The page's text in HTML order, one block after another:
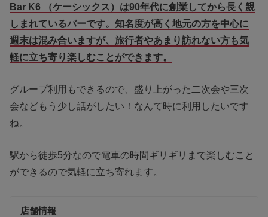
Bar K6 （ケーシックス）は90年代に創業してから長く親
しまれているバーです。知名度が高く地元の方を中心に
週末は混み合いますが、旅行者やあまり訪れない方も気
軽に立ち寄り楽しむことができます。
グループ利用もできるので、盛り上がった二次会や三次
会などもう少し話がしたい！なんて時に利用したいです
ね。
駅から徒歩5分なので電車の時間ギリギリまで楽しむこと
ができるので気軽に立ち寄れます。
店舗情報